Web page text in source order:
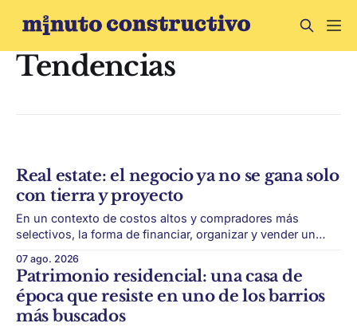
Tendencias
Real estate: el negocio ya no se gana solo
con tierra y proyecto
En un contexto de costos altos y compradores más
selectivos, la forma de financiar, organizar y vender un
éxito de un desarrollo inmobiliario ya no depende solo de
conseguir un buen terreno. En un mercado más exigente,
la estructura financiera, legal
07 ago. 2026
Patrimonio residencial: una casa de
época que resiste en uno de los barrios
más buscados